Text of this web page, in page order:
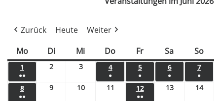
Zurück Heute
Weiter
Mo
Di Mi Do Fr Sa So
1
●●
2 3 4
●
5
●
6
●
7
●
8
●●
9 10 11 12
●●
13 14